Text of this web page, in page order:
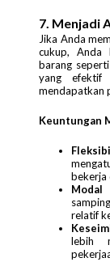
7. Menjadi
Jika Anda
cukup, Anda
barang
yang efektif
mendapatkan
Keuntungan
bekerja
Modal
relatif
lebih